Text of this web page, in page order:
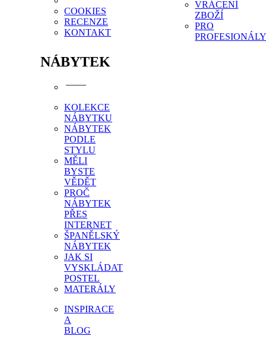
COOKIES
RECENZE
KONTAKT
VRÁCENÍ
ZBOŽÍ
PRO
NÁBYTEK
KOLEKCE
NÁBYTKU
NÁBYTEK
PODLE
STYLU
MĚLI
BYSTE
VĚDĚT
PROČ
NÁBYTEK
PŘES
INTERNET
ŠPANĚLSKÝ
NÁBYTEK
JAK SI
VYSKLÁDAT
POSTEL
MATERÁLY
INSPIRACE
A
BLOG